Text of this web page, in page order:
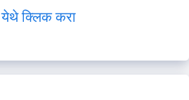
येथे क्लिक करा